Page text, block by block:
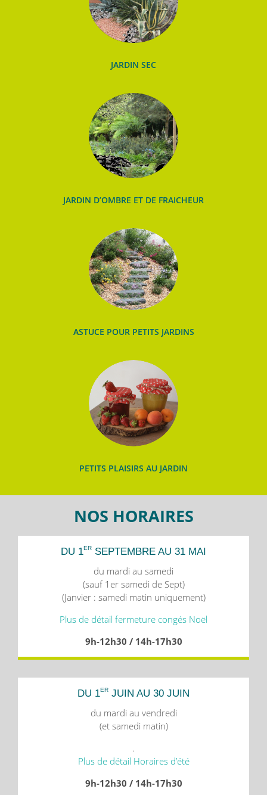
JARDIN SEC
JARDIN D’OMBRE ET DE FRAICHEUR
ASTUCE POUR PETITS JARDINS
PETITS PLAISIRS AU JARDIN
NOS HORAIRES
DU 1ER SEPTEMBRE AU 31 MAI
du mardi au samedi
(sauf 1er samedi de Sept)
(Janvier : samedi matin uniquement)
Plus de détail fermeture congés Noël
9h-12h30 / 14h-17h30
DU 1ER JUIN AU 30 JUIN
du mardi au vendredi
(et samedi matin)
.
Plus de détail Horaires d’été
9h-12h30 / 14h-17h30